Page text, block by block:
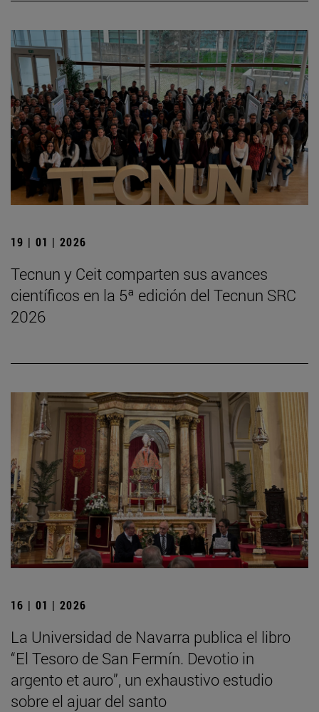
19 | 01 | 2026
Tecnun y Ceit comparten sus avances
científicos en la 5ª edición del Tecnun SRC
2026
16 | 01 | 2026
La Universidad de Navarra publica el libro
“El Tesoro de San Fermín. Devotio in
argento et auro”, un exhaustivo estudio
sobre el ajuar del santo